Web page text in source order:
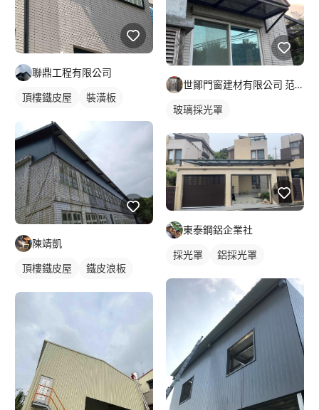
聯鼎工程有限公司
頂樓鐵皮屋 裝潢板
陳靖凱
頂樓鐵皮屋 鐵皮浪板
世鄮門窗建材有限公司 范先生
玻璃採光罩
東泰鋼鋁企業社
採光罩 鋁採光罩